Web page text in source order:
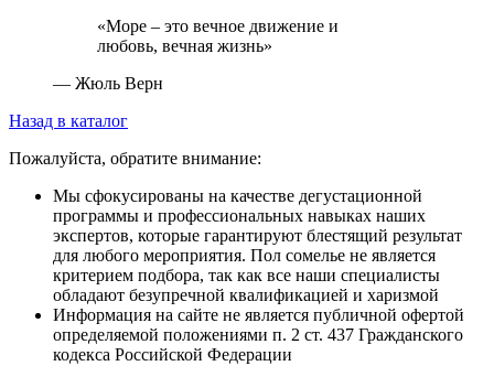
«Море – это вечное движение и
любовь, вечная жизнь»
— Жюль Верн
Назад в каталог
Пожалуйста, обратите внимание:
Мы сфокусированы на качестве дегустационной
программы и профессиональных навыках наших
экспертов, которые гарантируют блестящий результат
для любого мероприятия. Пол сомелье не является
критерием подбора, так как все наши специалисты
обладают безупречной квалификацией и харизмой
Информация на сайте не является публичной офертой
определяемой положениями п. 2 ст. 437 Гражданского
кодекса Российской Федерации